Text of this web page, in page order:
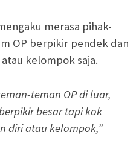
merasa pihak-
OP berpikir pendek dan
kelompok saja.
teman OP di luar,
besar tapi kok
diri atau kelompok,”